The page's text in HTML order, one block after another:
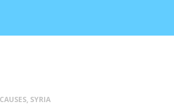
CAUSES, SYRIA